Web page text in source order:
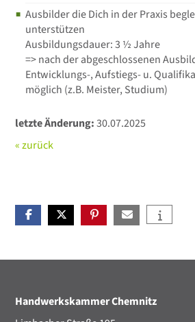
Ausbilder die Dich in der Praxis
unterstützen
Ausbildungsdauer: 3 ½ Jahre
=> nach der abgeschlossenen
Entwicklungs-, Aufstiegs- u.
möglich (z.B. Meister, Studium)
letzte Änderung:30.07.2025
« zurück
Handwerkskammer Chemnitz